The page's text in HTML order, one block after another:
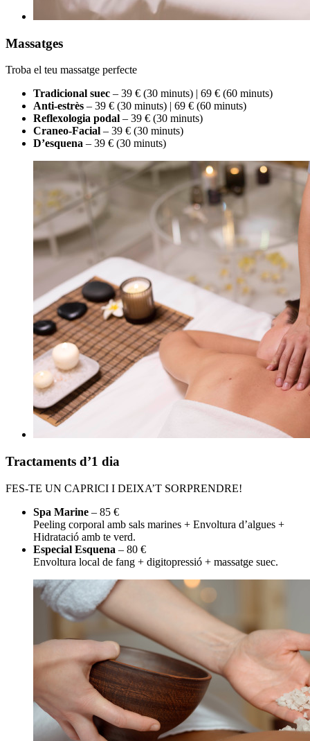
Massatges
Troba el teu massatge perfecte
Tradicional suec – 39 € (30 minuts) | 69 € (60 minuts)
Anti-estrès – 39 € (30 minuts) | 69 € (60 minuts)
Reflexologia podal – 39 € (30 minuts)
Craneo-Facial – 39 € (30 minuts)
D’esquena – 39 € (30 minuts)
Tractaments d’1 dia
FES-TE UN CAPRICI I DEIXA’T SORPRENDRE!
Spa Marine – 85 €
Peeling corporal amb sals marines + Envoltura d’algues +
Hidratació amb te verd.
Especial Esquena – 80 €
Envoltura local de fang + digitopressió + massatge suec.